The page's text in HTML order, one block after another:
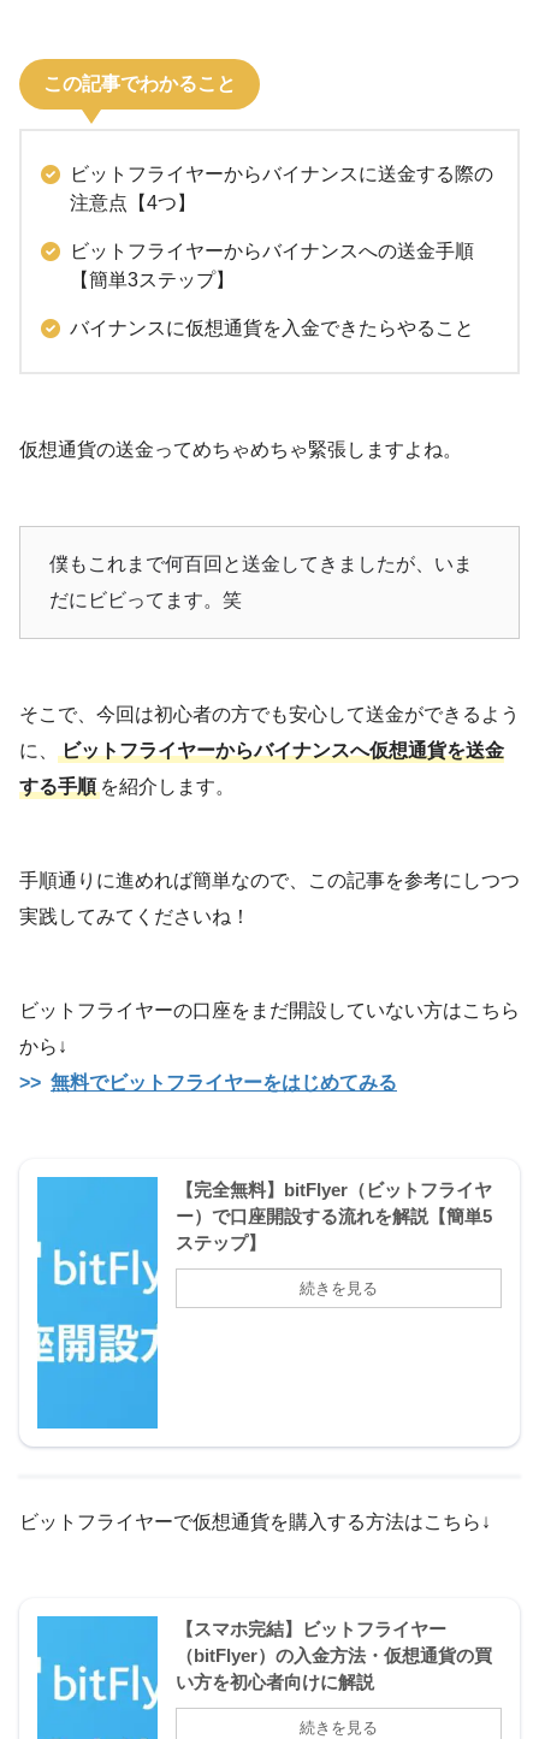
この記事でわかること
ビットフライヤーからバイナンスに送金する際の
注意点【4つ】
ビットフライヤーからバイナンスへの送金手順
【簡単3ステップ】
バイナンスに仮想通貨を入金できたらやること
仮想通貨の送金ってめちゃめちゃ緊張しますよね。
僕もこれまで何百回と送金してきましたが、いま
だにビビってます。笑
そこで、今回は初心者の方でも安心して送金ができるよう
に、
ビットフライヤーからバイナンスへ仮想通貨を送金
する手順 を紹介します。
手順通りに進めれば簡単なので、この記事を参考にしつつ
実践してみてくださいね！
ビットフライヤーの口座をまだ開設していない方はこちら
から↓
無料でビットフライヤーをはじめてみる
【完全無料】bitFlyer（ビットフライヤ
ー）で口座開設する流れを解説【簡単5
ステップ】
ビットフライヤーで仮想通貨を購入する方法はこちら↓
【スマホ完結】ビットフライヤー
（bitFlyer）の入金方法・仮想通貨の買
い方を初心者向けに解説